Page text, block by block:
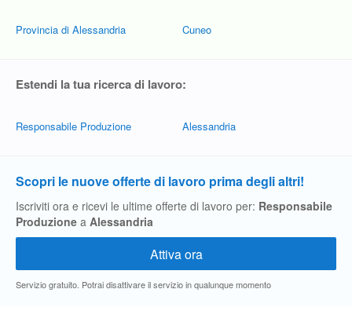
Provincia di Alessandria Cuneo
Estendi la tua ricerca di lavoro:
Responsabile Produzione Alessandria
Scopri le nuove offerte di lavoro prima degli altri!
Iscriviti ora e ricevi le ultime offerte di lavoro per: Responsabile
Produzione a Alessandria
Servizio gratuito. Potrai disattivare il servizio in qualunque momento